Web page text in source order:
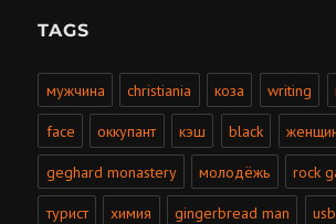
TAGS
мужчина christiania коза writing
face оккупант кэш black
geghard monastery молодёжь rock
турист химия gingerbread man